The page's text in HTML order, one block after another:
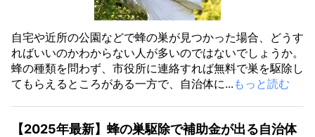
自宅や近所の公園などで蜂の巣が見つかった場合、どうす
ればいいのかわからない人が多いのではないでしょうか。
蜂の種類を問わず、市役所に連絡すれば無料で巣を駆除し
てもらえるところがある一方で、自治体に... もっと読む
【2025年最新】蜂の巣駆除で補助金が出る自治体